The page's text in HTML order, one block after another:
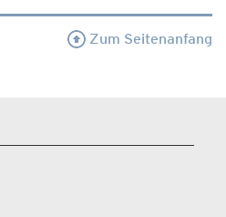
Zum Seitenanfang